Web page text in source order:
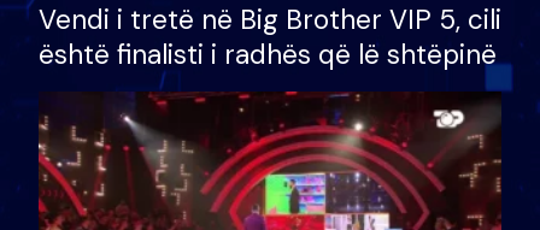
Vendi i tretë në Big Brother VIP 5, cili
është finalisti i radhës që lë shtëpinë